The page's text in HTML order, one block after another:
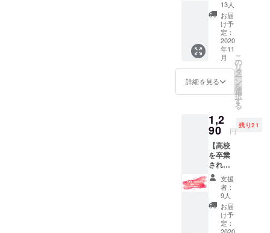
お一人
様の料
金で
す。複
数人で
参加い
ただく
場合
は、参
加人数
分のお
みをお
願いい
たしま
す。 ※
制服の
着用は
自由で
す。 ※
全ての
性別の
方にご
利用い
写真
データ
お渡し
④卒ア
ルサイ
ズの写
（4cm×
3cm・
様）を
現像し
て後日
配送 ※
お一人
様の料
金で
す。複
数人で
参加い
ただく
場合
クトを
応援し
てくだ
さる方
向けの
リター
ンで
す。 ＜
内容＞
・直筆
のお礼
セージ
を、ポ
スト
カード
にてお
届けし
ます。
※画像は
イメー
ジです
13人
お届
け予
定：
2020
年11
月
詳細を見る
こ
の
リ
タ
ー
ン
を
選
択
す
る
1,2
90 円
残り21
【高校
を卒業
された
方対
象！卒
アル写
真撮影
プラン
（メイ
支援
者：
9人
お届
け予
定：
2020